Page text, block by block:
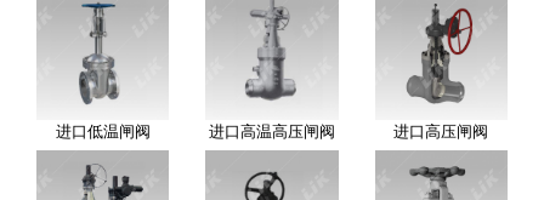
进口低温闸阀 进口高温高压闸阀 进口高压闸阀